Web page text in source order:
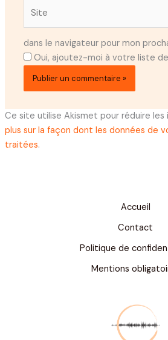
dans le navigateur pour mon
Oui, ajoutez-moi à votre liste
Ce site utilise Akismet pour réduire les
plus sur la façon dont les données de
traitées.
Accueil
Contact
Politique de
Mentions